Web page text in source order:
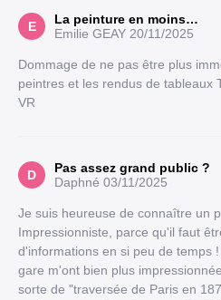
E
La peinture en moins…
Emilie GEAY 20/11/2025
Dommage de ne pas être plus
peintres et les rendus de tableaux
VR
D
Pas assez grand public ?
Daphné 03/11/2025
Je suis heureuse de connaître un
Impressionniste, parce qu'il faut
d'informations en si peu de temps
gare m'ont bien plus
sorte de "traversée de Paris en